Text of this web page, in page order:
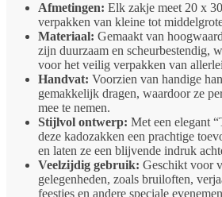
Afmetingen: Elk zakje meet 20 x
verpakken van kleine tot
Materiaal: Gemaakt van
zijn duurzaam en scheurbestendig,
voor het veilig verpakken van
Handvat: Voorzien van handige
gemakkelijk dragen, waardoor ze
mee te nemen.
Stijlvol ontwerp: Met een elegant
deze kadozakken een prachtige
en laten ze een blijvende indruk
Veelzijdig gebruik: Geschikt voor
gelegenheden, zoals bruiloften,
feestjes en andere speciale